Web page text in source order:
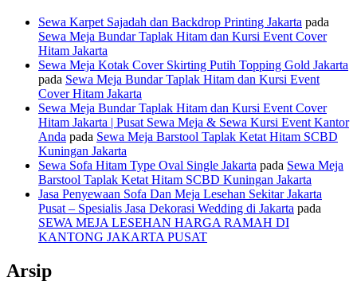
Sewa Karpet Sajadah dan Backdrop Printing Jakarta pada
Sewa Meja Bundar Taplak Hitam dan Kursi Event Cover
Hitam Jakarta
Sewa Meja Kotak Cover Skirting Putih Topping Gold Jakarta
pada Sewa Meja Bundar Taplak Hitam dan Kursi Event
Cover Hitam Jakarta
Sewa Meja Bundar Taplak Hitam dan Kursi Event Cover
Hitam Jakarta | Pusat Sewa Meja & Sewa Kursi Event Kantor
Anda pada Sewa Meja Barstool Taplak Ketat Hitam SCBD
Kuningan Jakarta
Sewa Sofa Hitam Type Oval Single Jakarta pada Sewa Meja
Barstool Taplak Ketat Hitam SCBD Kuningan Jakarta
Jasa Penyewaan Sofa Dan Meja Lesehan Sekitar Jakarta
Pusat – Spesialis Jasa Dekorasi Wedding di Jakarta pada
SEWA MEJA LESEHAN HARGA RAMAH DI
KANTONG JAKARTA PUSAT
Arsip